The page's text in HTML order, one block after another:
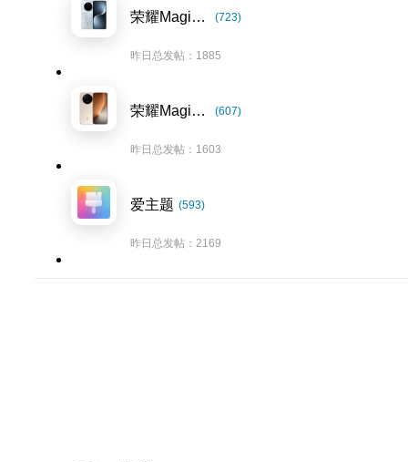
荣耀Magic7系列 (723)
昨日总发帖：1885
荣耀Magic8系列 (607)
昨日总发帖：1603
爱主题 (593)
昨日总发帖：2169